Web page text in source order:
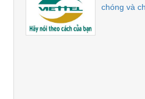
chóng và